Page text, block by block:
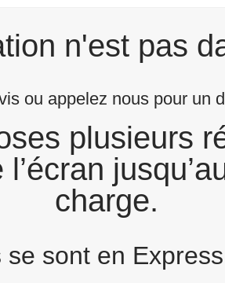
n'est pas
ou appelez nous pour un
plusieurs
charge.
sont en